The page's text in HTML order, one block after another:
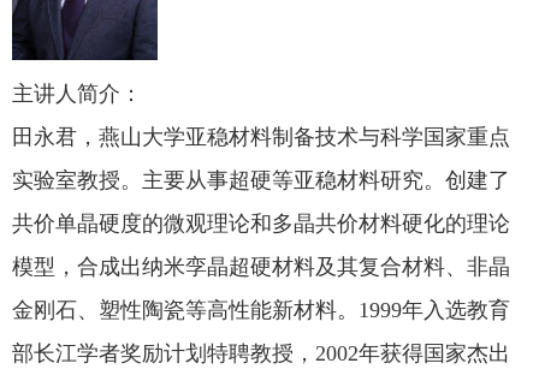
主讲人简介：
田永君，燕山大学亚稳材料制备技术与科学国家重点
实验室教授。主要从事超硬等亚稳材料研究。创建了
共价单晶硬度的微观理论和多晶共价材料硬化的理论
模型，合成出纳米孪晶超硬材料及其复合材料、非晶
金刚石、塑性陶瓷等高性能新材料。 1999年入选教育
部长江学者奖励计划特聘教授， 2002年获得国家杰出